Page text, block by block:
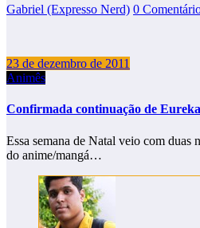
Gabriel (Expresso Nerd) 0
23 de dezembro de 2011
Animês
Confirmada continuação de
Essa semana de Natal veio com duas
do anime/mangá…